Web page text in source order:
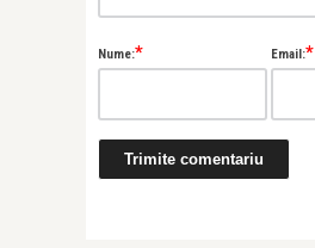
Nume:* Email:*